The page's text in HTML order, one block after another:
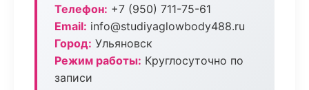
Телефон: +7 (950) 711-75-61
Email: info@studiyaglowbody488.ru
Город: Ульяновск
Режим работы: Круглосуточно по
записи